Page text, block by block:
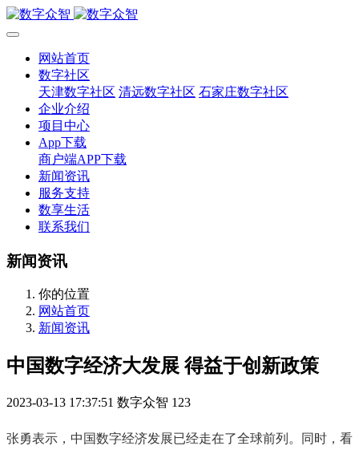
网站首页
数字社区
天津数字社区 清远数字社区 石家庄数字社区
企业介绍
项目中心
App下载
商户端APP下载
新闻资讯
服务支持
数享生活
联系我们
新闻资讯
你的位置
网站首页
新闻资讯
中国数字经济大发展 得益于创新政策
2023-03-13 17:37:51 数字众智 123
张勇表示，中国数字经济发展已经走在了全球前列。同时，看